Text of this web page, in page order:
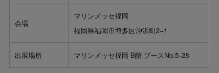
会場
マリンメッセ福岡
福岡県福岡市博多区沖浜町2−1
出展場所 マリンメッセ福岡 B館 ブースNo.5-28